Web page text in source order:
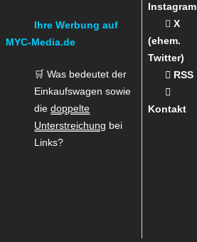
Ihre Werbung auf
MYC-Media.de
🛒 Was bedeutet der
Einkaufswagen sowie
diedoppelte
Unterstreichung bei
Links?
Instagram
X
(ehem.
Twitter)
RSS
Kontakt